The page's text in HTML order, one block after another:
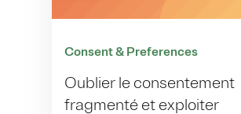
Consent & Preferences
Oublier le consentement
fragmenté et exploiter